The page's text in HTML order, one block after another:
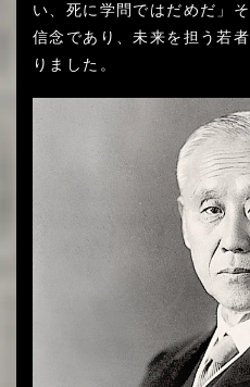
い、死に学問ではだめだ」
信念であり、未来を担う若
りました。